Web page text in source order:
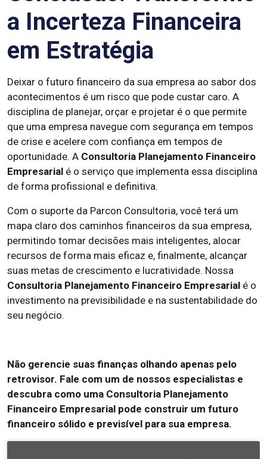
a Incerteza Financeira
em Estratégia
Deixar o futuro financeiro da sua empresa ao sabor dos
acontecimentos é um risco que pode custar caro. A
disciplina de planejar, orçar e projetar é o que permite
que uma empresa navegue com segurança em tempos
de crise e acelere com confiança em tempos de
oportunidade. A Consultoria Planejamento Financeiro
Empresarial é o serviço que implementa essa disciplina
de forma profissional e definitiva.
Com o suporte da Parcon Consultoria, você terá um
mapa claro dos caminhos financeiros da sua empresa,
permitindo tomar decisões mais inteligentes, alocar
recursos de forma mais eficaz e, finalmente, alcançar
suas metas de crescimento e lucratividade. Nossa
Consultoria Planejamento Financeiro Empresarial é o
investimento na previsibilidade e na sustentabilidade do
seu negócio.
Não gerencie suas finanças olhando apenas pelo
retrovisor. Fale com um de nossos especialistas e
descubra como uma Consultoria Planejamento
Financeiro Empresarial pode construir um futuro
financeiro sólido e previsível para sua empresa.